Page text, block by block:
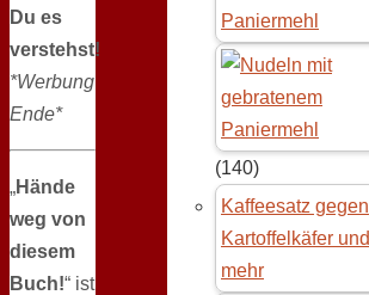
Du es
verstehst!
*Werbung
Ende*
„Hände
weg von
diesem
Buch!“ ist
Paniermehl
(140)
Kaffeesatz gegen
Kartoffelkäfer und
mehr